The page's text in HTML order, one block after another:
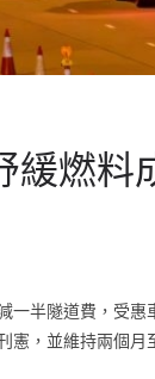
緩燃料
一半隧道費，受惠
憲，並維持兩個月